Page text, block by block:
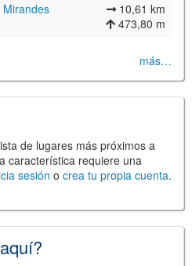
for interactive maps
,OpenTopoMap
Cartogràfic i Geològic de
Mirandes
10,61 km
473,80 m
más…
de lugares más próximos a
característica requiere una
sesión o crea tu propia cuenta.